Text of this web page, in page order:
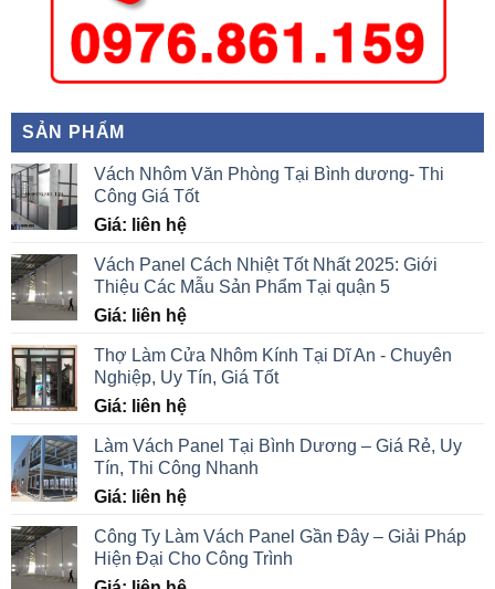
SẢN PHẨM
Vách Nhôm Văn Phòng Tại Bình dương- Thi
Công Giá Tốt
Giá: liên hệ
Vách Panel Cách Nhiệt Tốt Nhất 2025: Giới
Thiệu Các Mẫu Sản Phẩm Tại quận 5
Giá: liên hệ
Thợ Làm Cửa Nhôm Kính Tại Dĩ An - Chuyên
Nghiệp, Uy Tín, Giá Tốt
Giá: liên hệ
Làm Vách Panel Tại Bình Dương – Giá Rẻ, Uy
Tín, Thi Công Nhanh
Giá: liên hệ
Công Ty Làm Vách Panel Gần Đây – Giải Pháp
Hiện Đại Cho Công Trình